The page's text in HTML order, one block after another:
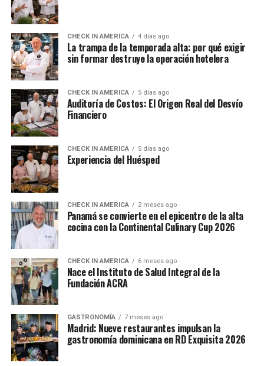
CHECK IN AMERICA 4 días ago
La trampa de la temporada alta: por qué exigir
sin formar destruye la operación hotelera
CHECK IN AMERICA 5 días ago
Auditoría de Costos: El Origen Real del Desvío
Financiero
CHECK IN AMERICA 5 días ago
Experiencia del Huésped
CHECK IN AMERICA 2 meses ago
Panamá se convierte en el epicentro de la alta
cocina con la Continental Culinary Cup 2026
CHECK IN AMERICA 6 meses ago
Nace el Instituto de Salud Integral de la
Fundación ACRA
GASTRONOMÍA 7 meses ago
Madrid: Nueve restaurantes impulsan la
gastronomía dominicana en RD Exquisita 2026